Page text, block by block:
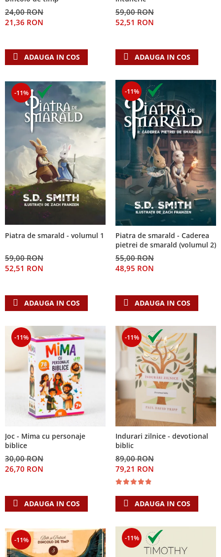
24,00 RON
21,36 RON
ADAUGA IN COS
59,00 RON
52,51 RON
ADAUGA IN COS
-11%
Piatra de smarald - volumul 1
59,00 RON
52,51 RON
ADAUGA IN COS
-11%
Piatra de smarald - Caderea
pietrei de smarald (volumul 2)
55,00 RON
48,95 RON
ADAUGA IN COS
-11%
Joc - Mima cu personaje
biblice
30,00 RON
26,70 RON
ADAUGA IN COS
-11%
Indurari zilnice - devotional
biblic
89,00 RON
79,21 RON
ADAUGA IN COS
-11% -11%